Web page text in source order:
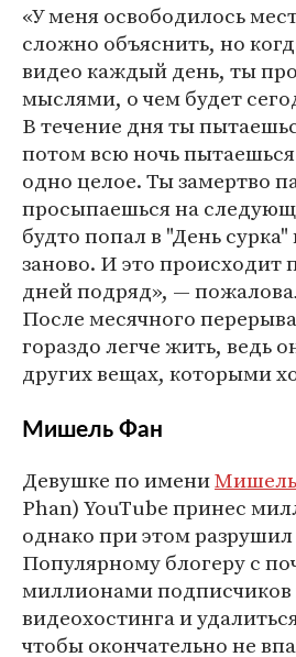
«У меня освободилось
сложно объяснить, но
видео каждый день, ты
мыслями, о чем будет
В течение дня ты
потом всю ночь пытаешься
одно целое. Ты замертво
просыпаешься на
будто попал в "День
заново. И это происходит
дней подряд», —
После месячного
гораздо легче жить, ведь
других вещах, которыми
Мишель Фан
Девушке по имени
Phan) YouTube принес
однако при этом
Популярному блогеру с
миллионами подписчиков
видеохостинга и
чтобы окончательно не